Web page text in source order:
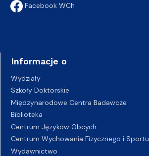
Facebook WCh
Informacje o
Wydziały
Szkoły Doktorskie
Międzynarodowe Centra Badawcze
Biblioteka
Centrum Języków Obcych
Centrum Wychowania Fizycznego i Sportu
Wydawnictwo